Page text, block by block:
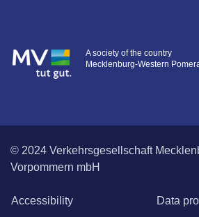
A society of the country
Mecklenburg-Western
© 2024 Verkehrsgesellschaft
Vorpommern mbH
Accessibility Data